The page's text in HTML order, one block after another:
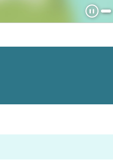
因應非洲